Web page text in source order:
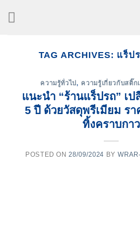
TAG ARCHIVES: แร็ป
ความรู้ทั่วไป , ความรู้เกี่ยวกับสติ๊ก
แนะนำ “ร้านแร็ปรถ” เป
5 ปี ด้วยวัสดุพรีเมียม ร
ทิ้งคราบกาว
POSTED ON28/09/2024 BY